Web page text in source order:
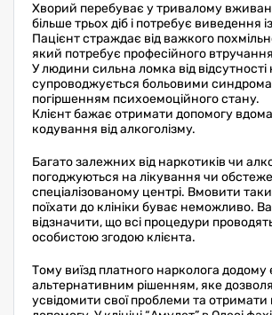
Хворий перебуває у тривалому
більше трьох діб і потребує виведення
Пацієнт страждає від важкого
який потребує професійного
У людини сильна ломка від відсутності
супроводжується больовими
погіршенням психоемоційного стану.
Клієнт бажає отримати допомогу вдома
кодування від алкоголізму.
Багато залежних від наркотиків чи
погоджуються на лікування чи
спеціалізованому центрі. Вмовити
поїхати до клініки буває неможливо.
відзначити, що всі процедури
особистою згодою клієнта.
Тому виїзд платного нарколога додому
альтернативним рішенням, яке
усвідомити свої проблеми та отримати